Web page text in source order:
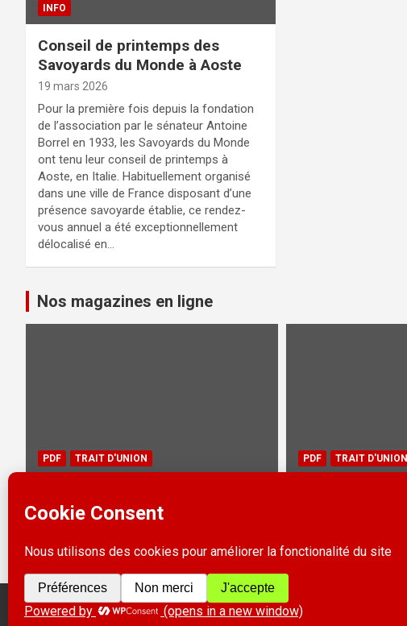
INFO
Conseil de printemps des
Savoyards du Monde à Aoste
19 mars 2026
Pour la première fois depuis la fondation
de l’association par le sénateur Antoine
Borrel en 1933, les Savoyards du Monde
ont tenu leur conseil de printemps à
Aoste, en Italie. Habituellement organisé
dans une ville de France disposant d’une
présence savoyarde établie, ce rendez-
vous annuel a été exceptionnellement
délocalisé en…
Nos magazines en ligne
PDF TRAIT D'UNION
14 juillet 2026
PDF TRAIT D'UNION